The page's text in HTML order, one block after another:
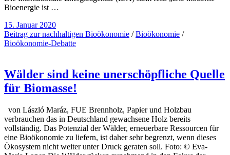
Bioenergie ist …
15. Januar 2020
Beitrag zur nachhaltigen Bioökonomie /Bioökonomie /
Bioökonomie-Debatte
Wälder sind keine unerschöpfliche Quelle
für Biomasse!
von László Maráz, FUE Brennholz, Papier und Holzbau
verbrauchen das in Deutschland gewachsene Holz bereits
vollständig. Das Potenzial der Wälder, erneuerbare Ressourcen für
eine Bioökonomie zu liefern, ist daher sehr begrenzt, wenn dieses
Ökosystem nicht weiter unter Druck geraten soll. Foto: © Eva-